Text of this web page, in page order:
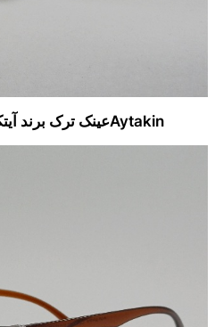
Aytakinعینک ترک برند آیتکین مدلA2122ck21